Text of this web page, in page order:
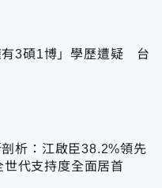
有3碩1博」學歷遭疑 台
析：江啟臣38.2%領先
代支持度全面居首